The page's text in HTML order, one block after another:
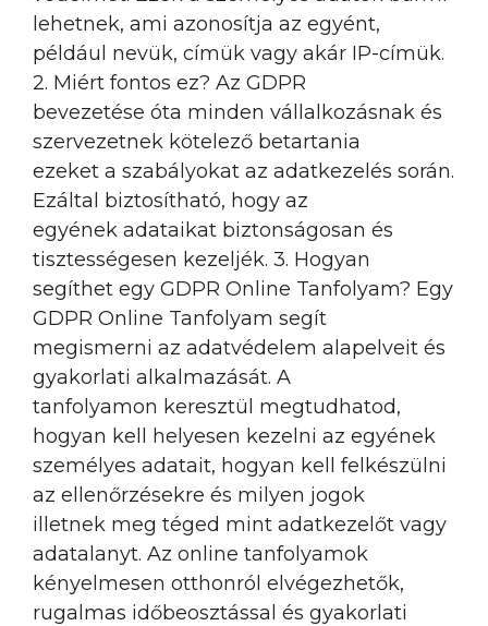
lehetnek, ami azonosítja az egyént,
például nevük, címük vagy akár IP-címük.
2. Miért fontos ez? Az GDPR
bevezetése óta minden vállalkozásnak és
szervezetnek kötelező betartania
ezeket a szabályokat az adatkezelés során.
Ezáltal biztosítható, hogy az
egyének adataikat biztonságosan és
tisztességesen kezeljék. 3. Hogyan
segíthet egy GDPR Online Tanfolyam? Egy
GDPR Online Tanfolyam segít
megismerni az adatvédelem alapelveit és
gyakorlati alkalmazását. A
tanfolyamon keresztül megtudhatod,
hogyan kell helyesen kezelni az egyének
személyes adatait, hogyan kell felkészülni
az ellenőrzésekre és milyen jogok
illetnek meg téged mint adatkezelőt vagy
adatalanyt. Az online tanfolyamok
kényelmesen otthonról elvégezhetők,
rugalmas időbeosztással és gyakorlati